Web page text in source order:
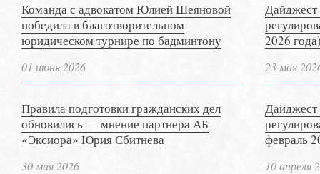
Команда с адвокатом Юлией Шеяновой
победила в благотворительном
юридическом турнире по бадминтону
01 июня 2026
Правила подготовки гражданских дел
обновились — мнение партнера АБ
«Эксиора» Юрия Сбитнева
30 мая 2026
Дайджест
2026
23 мая
Дайджест
февраль
10 апреля